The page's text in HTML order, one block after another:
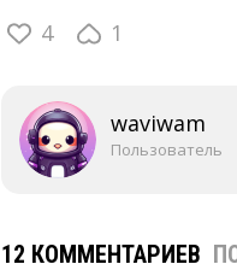
4 1
waviwam
Пользователь
12 КОММЕНТАРИЕВ